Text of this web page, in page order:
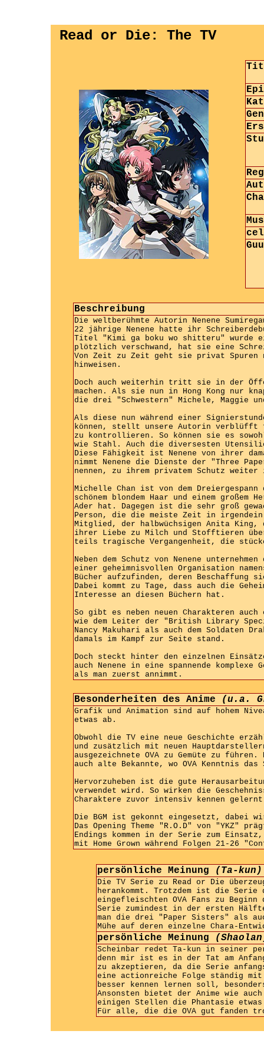
Read or Die: The TV
Beschreibung
Die weltberühmte Autorin Nenene
22 jährige Nenene hatte ihr
Titel "Kimi ga boku wo shitteru" wurde
plötzlich verschwand, hat sie eine
Von Zeit zu Zeit geht sie privat Spuren
hinweisen.
Doch auch weiterhin tritt sie in der
machen. Als sie nun in Hong Kong nur
die drei "Schwestern" Michele, Maggie
Als diese nun während einer
können, stellt unsere Autorin
zu kontrollieren. So können sie es
wie Stahl. Auch die diversesten
Diese Fähigkeit ist Nenene von ihrer
nimmt Nenene die Dienste der "Three
nennen, zu ihrem privatem Schutz weiter
Michelle Chan ist von dem
schönem blondem Haar und einem
Ader hat. Dagegen ist die sehr groß
Person, die die meiste Zeit in irgendein
Mitglied, der halbwüchsigen Anita King,
ihrer Liebe zu Milch und Stofftieren
teils tragische Vergangenheit, die
Neben dem Schutz von Nenene
einer geheimnisvollen Organisation
Bücher aufzufinden, deren
Dabei kommt zu Tage, dass auch die
Interesse an diesen Büchern hat.
So gibt es neben neuen Charakteren
wie dem Leiter der "British Library
Nancy Makuhari als auch dem Soldaten
damals im Kampf zur Seite stand.
Doch steckt hinter den einzelnen
auch Nenene in eine spannende
als man zuerst annimmt.
Besonderheiten des Anime (u.a.
Grafik und Animation sind auf hohem
etwas ab.
Obwohl die TV eine neue Geschichte
und zusätzlich mit neuen
ausgezeichnete OVA zu Gemüte zu
auch alte Bekannte, wo OVA Kenntnis
Hervorzuheben ist die gute
verwendet wird. So wirken die
Charaktere zuvor intensiv kennen
Die BGM ist gekonnt eingesetzt, dabei
Das Opening Theme "R.O.D" von "YKZ"
Endings kommen in der Serie zum
mit Home Grown während Folgen 21-26
persönliche Meinung (Ta-kun)
Die TV Serie zu Read or Die
herankommt. Trotzdem ist die Serie
eingefleischten OVA Fans zu
Serie zumindest in der ersten Hälfte
man die drei "Paper Sisters" als
Mühe auf deren einzelne Chara-
persönliche Meinung
Scheinbar redet Ta-kun in seiner
denn mir ist es in der Tat am
zu akzeptieren, da die Serie
eine actionreiche Folge ständig
besser kennen lernen soll,
Ansonsten bietet der Anime wie
einigen Stellen die Phantasie
Für alle, die die OVA gut fanden